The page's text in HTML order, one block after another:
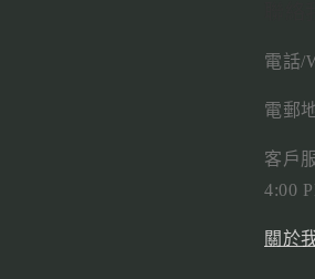
電話/
電郵
客戶
4:00
關於